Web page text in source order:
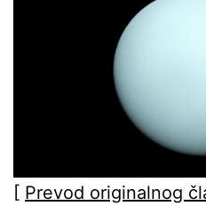
[ Prevod originalnog